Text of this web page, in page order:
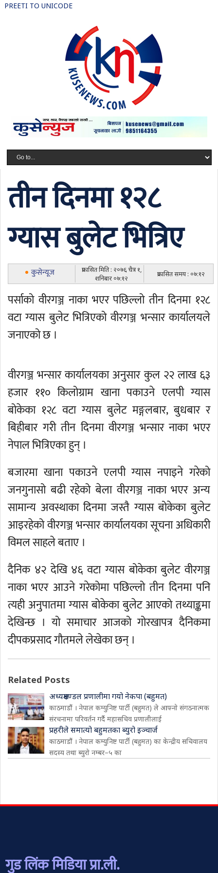
PREETI TO UNICODE
तीन दिनमा १२८
ग्यास बुलेट भित्रिए
कुसेन्यूज
प्रकासित मिति : २०७६ चैत्र १,
शनिबार ०७:१२
प्रकासित समय : ०७:१२
पर्साको वीरगञ्ज नाका भएर पछिल्लो तीन दिनमा १२८
वटा ग्यास बुलेट भित्रिएको वीरगञ्ज भन्सार कार्यालयले
जनाएको छ ।
वीरगञ्ज भन्सार कार्यालयका अनुसार कुल २२ लाख ६३
हजार ११० किलोग्राम खाना पकाउने एलपी ग्यास
बोकेका १२८ वटा ग्यास बुलेट मङ्गलबार, बुधबार र
बिहीबार गरी तीन दिनमा वीरगञ्ज भन्सार नाका भएर
नेपाल भित्रिएका हुन् ।
बजारमा खाना पकाउने एलपी ग्यास नपाइने गरेको
जनगुनासो बढी रहेको बेला वीरगञ्ज नाका भएर अन्य
सामान्य अवस्थाका दिनमा जस्तै ग्यास बोकेका बुलेट
आइरहेको वीरगञ्ज भन्सार कार्यालयका सूचना अधिकारी
विमल साहले बताए ।
दैनिक ४२ देखि ४६ वटा ग्यास बोकेका बुलेट वीरगञ्ज
नाका भएर आउने गरेकोमा पछिल्लो तीन दिनमा पनि
त्यही अनुपातमा ग्यास बोकेका बुलेट आएको तथ्याङ्कमा
देखिन्छ । यो समाचार आजको गोरखापत्र दैनिकमा
दीपकप्रसाद गौतमले लेखेका छन् ।
Related Posts
अध्यक्षमण्डल प्रणालीमा गयो नेकपा (बहुमत)
काठमाडौं । नेपाल कम्युनिष्ट पार्टी (बहुमत) ले आफ्नो संगठनात्मक
संरचनामा परिवर्तन गर्दै महासचिव प्रणालीलाई
प्रहरीले समात्यो बहुमतका ब्युरो इञ्चार्ज
काठमाडौं । नेपाल कम्युनिष्ट पार्टी (बहुमत) का केन्द्रीय सचिवालय
सदस्य तथा ब्युरो नम्बर–५ का
गुड लिंक मिडिया प्रा.ली.